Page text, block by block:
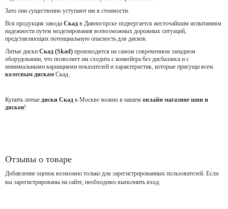
Зато они существенно уступают им в стоимости.
Вся продукция завода Скад в Дивногорске подвергается жесточайшим испытаниям
надежности путем моделирования всевозможных дорожных ситуаций,
представляющих потенциальную опасность для дисков.
Литые диски Скад (Skad) производятся на самом современном западном
оборудовании, что позволяет им сходить с конвейера без дисбаланса и с
минимальными вариациями показателей и характеристик, которые присущи всем
колесным дискам Скад.
Купить литые диски Скад в Москве можно в нашем онлайн магазине шин и
дисков!
Отзывы о товаре
Добавление оценок возможно только для зарегистрированных пользователей. Если
вы зарегистрированы на сайте, необходимо выполнить вход.